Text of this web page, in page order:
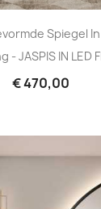
Spiegel
- JASPIS IN LED
€ 470,00